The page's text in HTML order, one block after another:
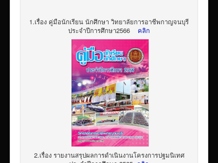
1.เรื่อง คู่มือนักเรียน นักศึกษา วิทยาลัยการอาชีพกาญจนบุรี
ประจำปีการศึกษา2566
คลิก
2.เรื่อง รายงานสรุปผลการดำเนินงานโครงการปฐมนิเทศ